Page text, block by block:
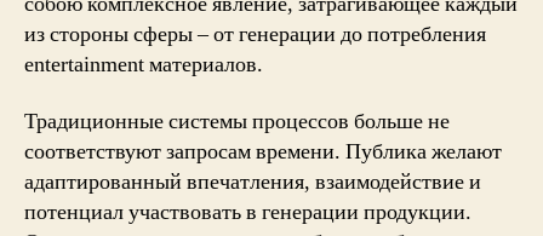
из стороны сферы – от генерации до потребления
entertainment материалов.
Традиционные системы процессов больше не
соответствуют запросам времени. Публика желают
адаптированный впечатления, взаимодействие и
потенциал участвовать в генерации продукции.